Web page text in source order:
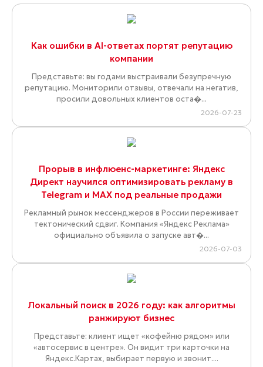
Как ошибки в AI-ответах портят репутацию
компании
Представьте: вы годами выстраивали безупречную
репутацию. Мониторили отзывы, отвечали на негатив,
просили довольных клиентов оста�...
2026-07-23
Прорыв в инфлюенс-маркетинге: Яндекс
Директ научился оптимизировать рекламу в
Telegram и MAX под реальные продажи
Рекламный рынок мессенджеров в России переживает
тектонический сдвиг. Компания «Яндекс Реклама»
официально объявила о запуске авт�...
2026-07-03
Локальный поиск в 2026 году: как алгоритмы
ранжируют бизнес
Представьте: клиент ищет «кофейню рядом» или
«автосервис в центре». Он видит три карточки на
Яндекс.Картах, выбирает первую и звонит....